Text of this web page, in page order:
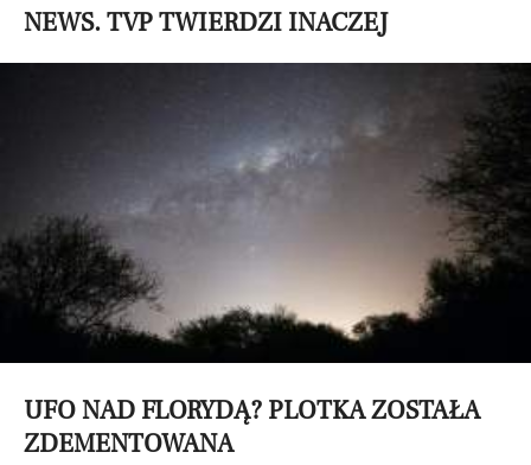
NEWS. TVP TWIERDZI INACZEJ
UFO NAD FLORYDĄ? PLOTKA ZOSTAŁA
ZDEMENTOWANA